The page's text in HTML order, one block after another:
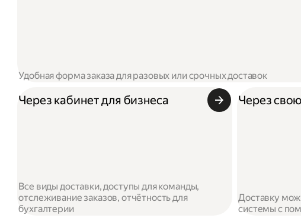
Удобная форма заказа для разовых или срочных доставок
Через кабинет для бизнеса
Все виды доставки, доступы для команды,
отслеживание заказов, отчётность для
бухгалтерии
Через
Доставку
системы с